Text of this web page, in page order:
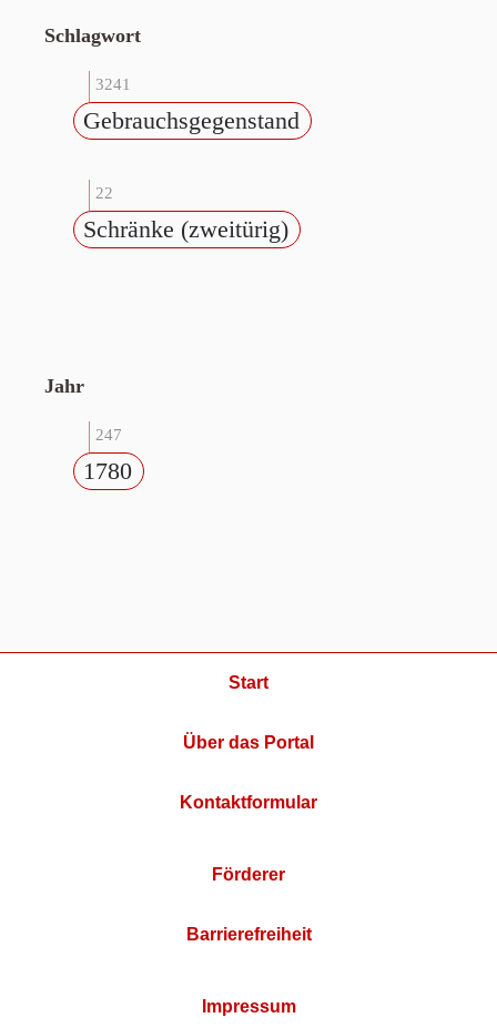
Schlagwort
3241
Gebrauchsgegenstand
22
Schränke (zweitürig)
Jahr
247
1780
Start
Über das Portal
Kontaktformular
Förderer
Barrierefreiheit
Impressum